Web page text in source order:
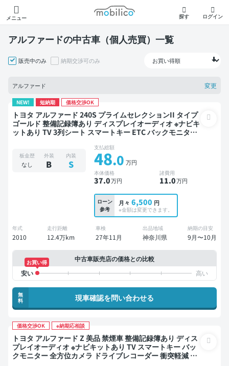
メニュー
モビリコ
探す ログイン
アルファードの中古車（個人売買）一覧
販売中のみ 納期交渉可のみ
アルファード 変更
NEW! 短納期 価格交渉OK
トヨタ アルファード 240S プライムセレクションII タイプ
ゴールド 整備記録簿あり ディスプレイオーディオ ※ナビキ
ットあり TV 3列シート スマートキー ETC バックモニター
板金歴
なし
外装
B
内装
S
支払総額
48.0 万円
本体価格
37.0万円
諸費用
11.0万円
ローン
参考
月々 6,500 円
※金額は変更できます。
年式
2010
走行距離
12.4万km
車検
27年11月
出品地域
神奈川県
納期の目安
9月〜10月
中古車販売店の価格との比較
お買い得
無
料
現車確認を問い合わせる
価格交渉OK ※納期応相談
トヨタ アルファード Z 美品 禁煙車 整備記録簿あり ディス
プレイオーディオ ※ナビキットあり TV スマートキー バッ
クモニター 全方位カメラ ドライブレコーダー 衝突軽減 両